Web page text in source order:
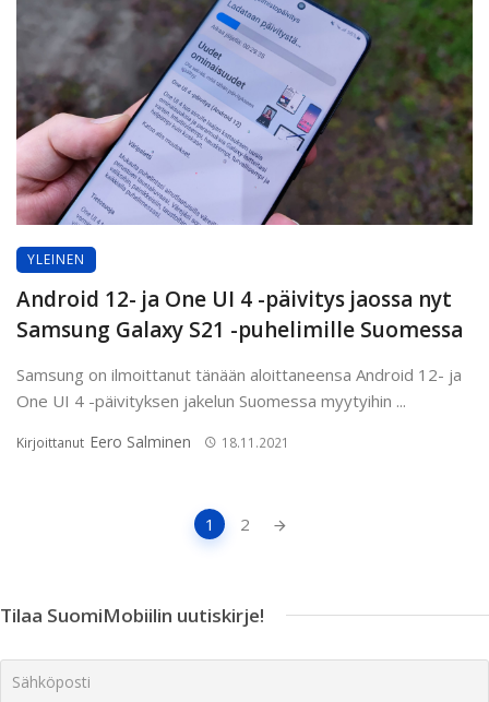
YLEINEN
Android 12- ja One UI 4 -päivitys jaossa nyt
Samsung Galaxy S21 -puhelimille Suomessa
Samsung on ilmoittanut tänään aloittaneensa Android 12- ja
One UI 4 -päivityksen jakelun Suomessa myytyihin ...
Kirjoittanut Eero Salminen 18.11.2021
1 2
Tilaa SuomiMobiilin uutiskirje!